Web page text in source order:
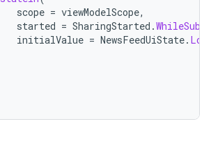
scope = viewModelScope,
started = SharingStarted .
initialValue = NewsFeedUiState.